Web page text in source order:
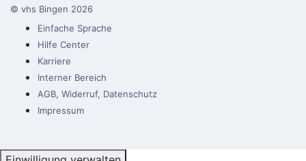
© vhs Bingen 2026
Einfache Sprache
Hilfe Center
Karriere
Interner Bereich
AGB, Widerruf, Datenschutz
Impressum